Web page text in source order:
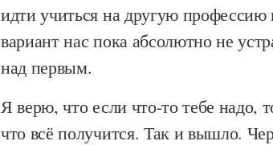
идти учиться на другую
вариант нас пока абсолютно не
над первым.
Я верю, что если что-то тебе надо,
что всё получится. Так и вышло.